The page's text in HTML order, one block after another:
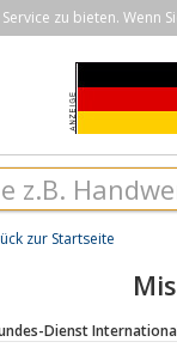
zu bieten. Wenn
zur Startseite
Dienst